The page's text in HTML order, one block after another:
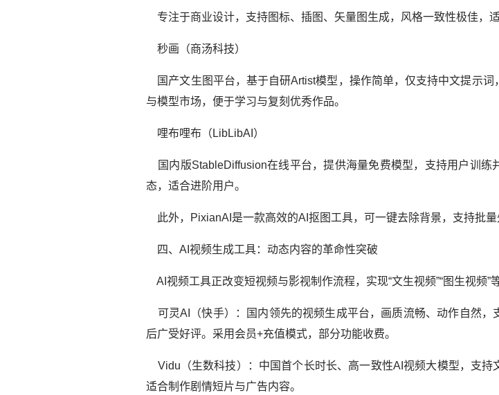
专注于商业设计，支持图标、插图、矢量图生成，风格一致性极佳，
秒画（商汤科技）
国产文生图平台，基于自研Artist模型，操作简单，仅支持中文提示词
与模型市场，便于学习与复刻优秀作品。
哩布哩布（LibLibAI）
国内版StableDiffusion在线平台，提供海量免费模型，支持用户训练
态，适合进阶用户。
此外，PixianAI是一款高效的AI抠图工具，可一键去除背景，支持批量
四、AI视频生成工具：动态内容的革命性突破
AI视频工具正改变短视频与影视制作流程，实现“文生视频”“图生视频”
可灵AI（快手）：国内领先的视频生成平台，画质流畅、动作自然，
后广受好评。采用会员+充值模式，部分功能收费。
Vidu（生数科技）：中国首个长时长、高一致性AI视频大模型，支持
适合制作剧情短片与广告内容。